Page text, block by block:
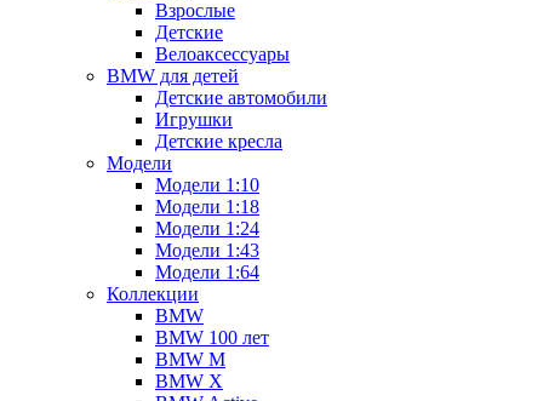
Взрослые
Детские
Велоаксессуары
BMW для детей
Детские автомобили
Игрушки
Детские кресла
Модели
Модели 1:10
Модели 1:18
Модели 1:24
Модели 1:43
Модели 1:64
Коллекции
BMW
BMW 100 лет
BMW M
BMW X